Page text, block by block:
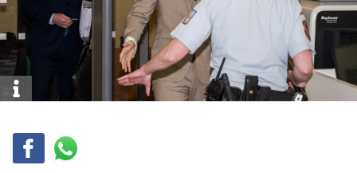
Info
Sdílej